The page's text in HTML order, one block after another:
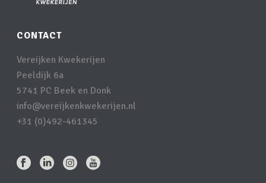
CONTACT
Vereijken Kwekerijen
Peeldijk 6a
5741 PC Beek en Donk
info@vereijkenkwekerijen.nl
+31 (0)492-461345